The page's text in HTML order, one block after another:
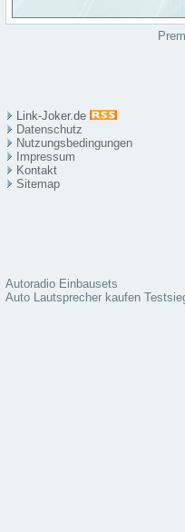
Link-Joker.de
Datenschutz
Nutzungsbedingungen
Impressum
Kontakt
Sitemap
Autoradio Einbausets
Auto Lautsprecher kaufen